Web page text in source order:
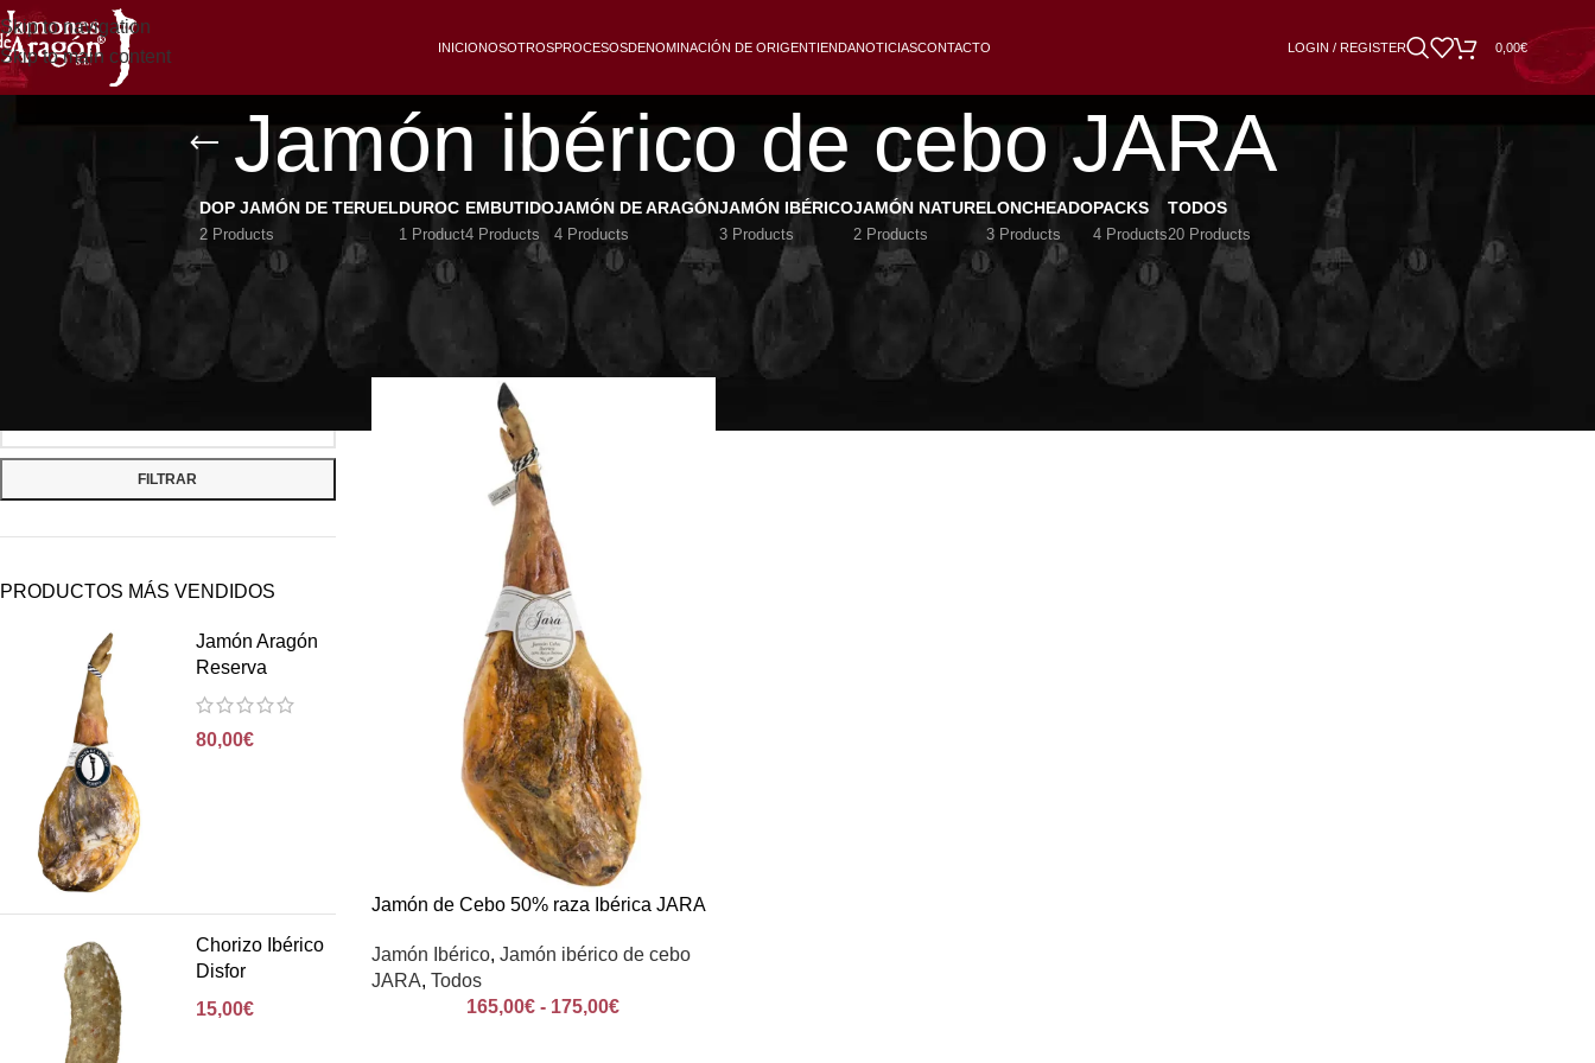
Skip to navigation
Skip to main content
INICIONOSOTROSPROCESOSDENOMINACIÓN DE ORIGENTIENDANOTICIASCONTACTO LOGIN / REGISTER 0,00€
Jamón ibérico de cebo JARA
DOP JAMÓN DE TERUEL
2 Products
DUROC
1 Product
EMBUTIDO
4 Products
JAMÓN DE ARAGÓN
4 Products
JAMÓN IBÉRICO
3 Products
JAMÓN NATURE
2 Products
LONCHEADO
3 Products
PACKS
4 Products
TODOS
20 Products
FILTRAR POR PRECIO
FILTRAR
PRODUCTOS MÁS VENDIDOS
Jamón Aragón
Reserva
80,00€
Chorizo Ibérico
Disfor
15,00€
Jamón ibérico de cebo 50% raza ibérica JARA
Jamón Ibérico Jamón ibérico de cebo JARA
Jamón de Cebo 50% raza Ibérica JARA
Jamón Ibérico, Jamón ibérico de cebo
JARA, Todos
165,00€ - 175,00€